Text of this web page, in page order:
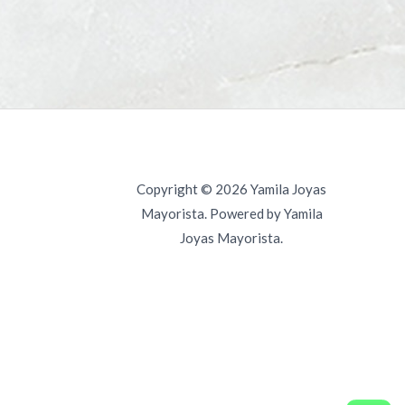
Copyright © 2026 Yamila Joyas
Mayorista. Powered by Yamila
Joyas Mayorista.